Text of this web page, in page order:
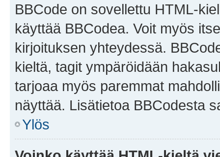
BBCode on sovellettu HTML-
käyttää BBCodea. Voit myös
kirjoituksen yhteydessä.
kieltä, tagit ympäröidään
tarjoaa myös paremmat
näyttää. Lisätietoa BBCodesta
Ylös